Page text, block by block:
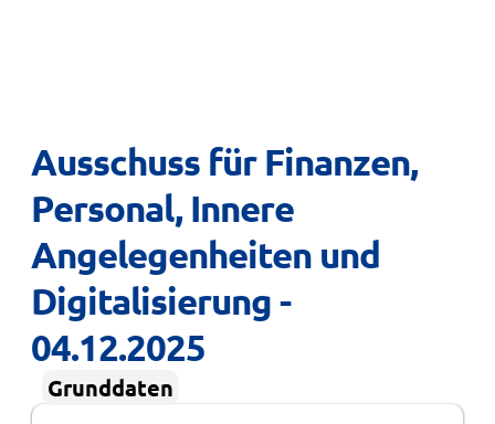
Ausschuss für Finanzen,
Personal, Innere
Angelegenheiten und
Digitalisierung -
04.12.2025
Grunddaten